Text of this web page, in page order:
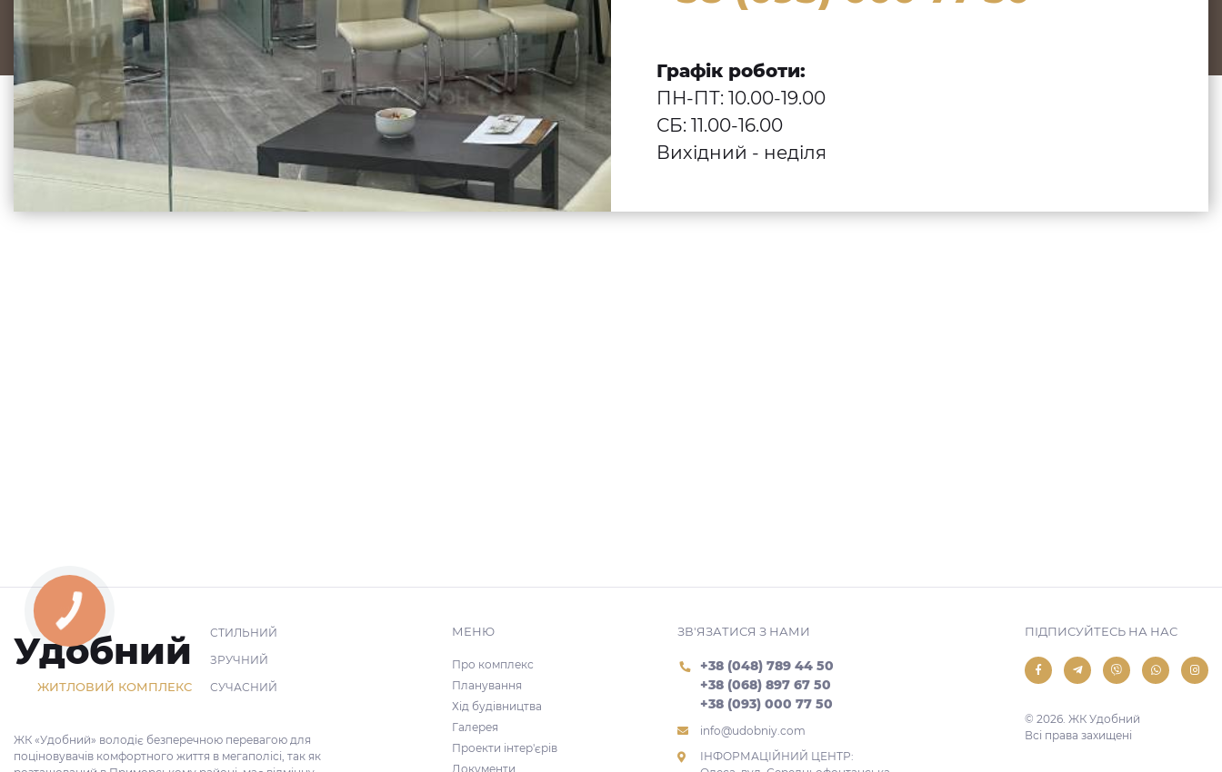
Графік роботи:
ПН-ПТ: 10.00-19.00
СБ: 11.00-16.00
Вихідний - неділя
Удобний
ЖИТЛОВИЙ КОМПЛЕКС
СТИЛЬНИЙ
ЗРУЧНИЙ
СУЧАСНИЙ
ЖК «Удобний» володіє безперечною перевагою для
поціновувачів комфортного життя в мегаполісі, так як
МЕНЮ
Про комплекс
Планування
Хід будівництва
Галерея
Проекти інтер'єрів
Документи
ЗВ'ЯЗАТИСЯ З НАМИ
+38 (048) 789 44 50
+38 (068) 897 67 50
+38 (093) 000 77 50
info@udobniy.com
ІНФОРМАЦІЙНИЙ ЦЕНТР:
ПІДПИСУЙТЕСЬ НА НАС
© 2026. ЖК Удобний
Всі права захищені